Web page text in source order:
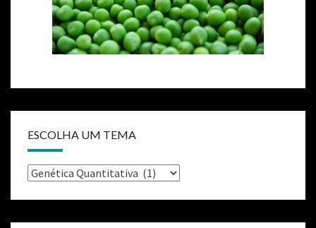
ESCOLHA UM TEMA